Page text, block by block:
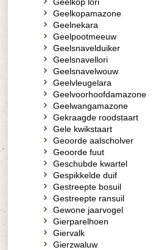
Geelkopamazone
Geelnekara
Geelpootmeeuw
Geelsnavelduiker
Geelsnavellori
Geelsnavelwouw
Geelvleugelara
Geelvoorhoofdamazone
Geelwangamazone
Gekraagde roodstaart
Gele kwikstaart
Geoorde aalscholver
Geoorde fuut
Geschubde kwartel
Gespikkelde duif
Gestreepte bosuil
Gestreepte ransuil
Gewone jaarvogel
Gierparelhoen
Giervalk
Gierzwaluw